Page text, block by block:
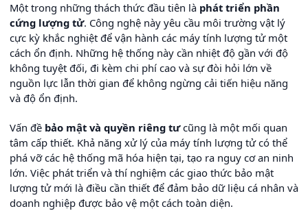
Một trong những thách thức đầu tiên là phát triển phần
cứng lượng tử. Công nghệ này yêu cầu môi trường vật lý
cực kỳ khắc nghiệt để vận hành các máy tính lượng tử một
cách ổn định. Những hệ thống này cần nhiệt độ gần với độ
không tuyệt đối, đi kèm chi phí cao và sự đòi hỏi lớn về
nguồn lực lẫn thời gian để không ngừng cải tiến hiệu năng
và độ ổn định.
Vấn đề bảo mật và quyền riêng tưcũng là một mối quan
tâm cấp thiết. Khả năng xử lý của máy tính lượng tử có thể
phá vỡ các hệ thống mã hóa hiện tại, tạo ra nguy cơ an ninh
lớn. Việc phát triển và thí nghiệm các giao thức bảo mật
lượng tử mới là điều cần thiết để đảm bảo dữ liệu cá nhân và
doanh nghiệp được bảo vệ một cách toàn diện.